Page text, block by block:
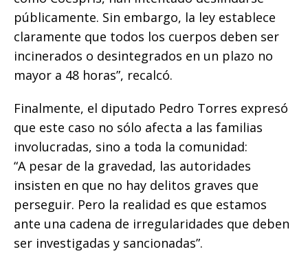
públicamente. Sin embargo, la ley establece
claramente que todos los cuerpos deben ser
incinerados o desintegrados en un plazo no
mayor a 48 horas”, recalcó.
Finalmente, el diputado Pedro Torres expresó
que este caso no sólo afecta a las familias
involucradas, sino a toda la comunidad:
“A pesar de la gravedad, las autoridades
insisten en que no hay delitos graves que
perseguir. Pero la realidad es que estamos
ante una cadena de irregularidades que deben
ser investigadas y sancionadas”.